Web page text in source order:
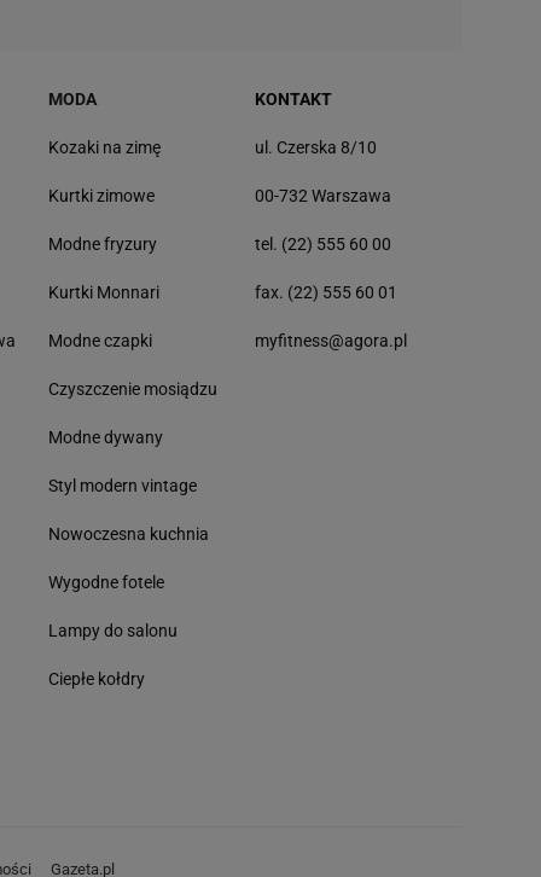
MODA
Kozaki na zimę
Kurtki zimowe
Modne fryzury
Kurtki Monnari
Modne czapki
Czyszczenie mosiądzu
Modne dywany
Styl modern vintage
Nowoczesna kuchnia
Wygodne fotele
Lampy do salonu
Ciepłe kołdry
KONTAKT
ul. Czerska 8/10
00-732 Warszawa
tel. (22) 555 60 00
fax. (22) 555 60 01
myfitness@agora.pl
Gazeta.pl